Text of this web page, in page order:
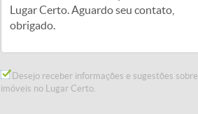
Desejo receber informações e sugestões sobre
imóveis no Lugar Certo.